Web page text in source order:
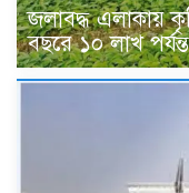
জলাবদ্ধ এলাকায়
বছরে ১০ লাখ